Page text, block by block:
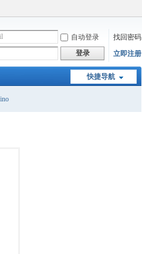
自动登录
找回密码
登录 立即注册
快捷导航